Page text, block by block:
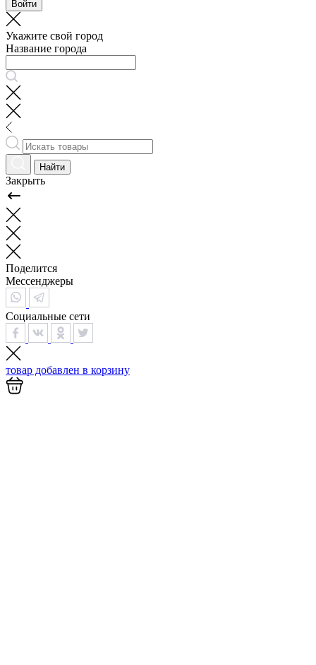
Войти
Укажите свой город
Название города
Найти
Закрыть
Поделится
Мессенджеры
Социальные сети
товар добавлен в корзину